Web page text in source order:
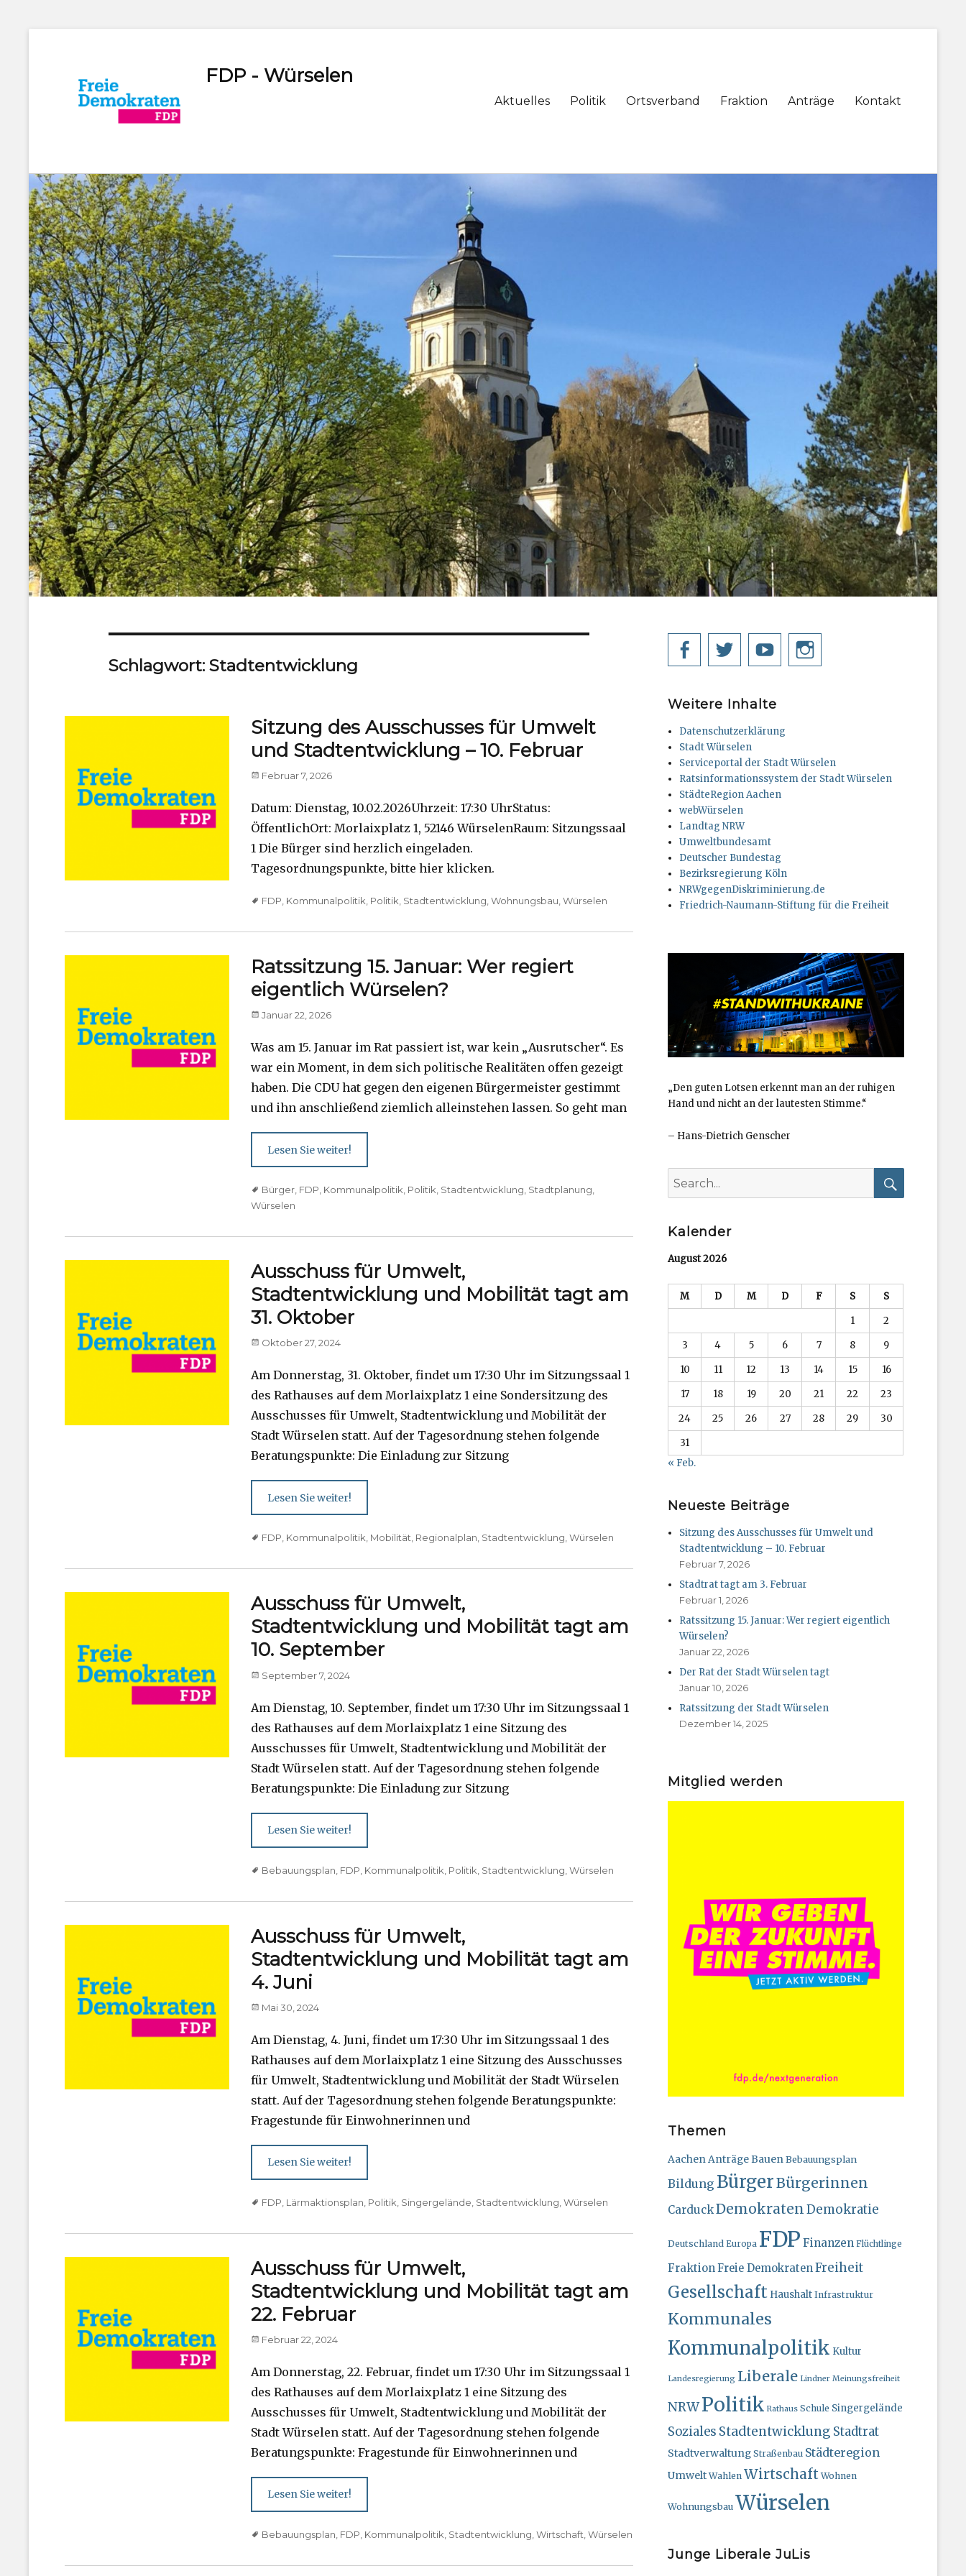
FDP - Würselen
Primary
Aktuelles Politik Ortsverband Fraktion Anträge Kontakt
Schlagwort: Stadtentwicklung
Sitzung des Ausschusses für Umwelt
und Stadtentwicklung – 10. Februar
Posted
Februar 7, 2026
Datum: Dienstag, 10.02.2026Uhrzeit: 17:30 UhrStatus:
ÖffentlichOrt: Morlaixplatz 1, 52146 WürselenRaum: Sitzungssaal
1 Die Bürger sind herzlich eingeladen.
Tagesordnungspunkte, bitte hier klicken.
TagsFDP, Kommunalpolitik, Politik, Stadtentwicklung,Wohnungsbau,Würselen
Ratssitzung 15. Januar: Wer regiert
eigentlich Würselen?
Posted
Januar 22, 2026
Was am 15. Januar im Rat passiert ist, war kein „Ausrutscher“. Es
war ein Moment, in dem sich politische Realitäten offen gezeigt
haben. Die CDU hat gegen den eigenen Bürgermeister gestimmt
und ihn anschließend ziemlich alleinstehen lassen. So geht man
Lesen Sie weiter!
TagsBürger, FDP, Kommunalpolitik, Politik, Stadtentwicklung, Stadtplanung,
Würselen
Ausschuss für Umwelt,
Stadtentwicklung und Mobilität tagt am
31. Oktober
Posted
Oktober 27, 2024
Am Donnerstag, 31. Oktober, findet um 17:30 Uhr im Sitzungssaal 1
des Rathauses auf dem Morlaixplatz 1 eine Sondersitzung des
Ausschusses für Umwelt, Stadtentwicklung und Mobilität der
Stadt Würselen statt. Auf der Tagesordnung stehen folgende
Beratungspunkte: Die Einladung zur Sitzung
Lesen Sie weiter!
TagsFDP, Kommunalpolitik, Mobilität, Regionalplan, Stadtentwicklung,Würselen
Ausschuss für Umwelt,
Stadtentwicklung und Mobilität tagt am
10. September
Posted
September 7, 2024
Am Dienstag, 10. September, findet um 17:30 Uhr im Sitzungssaal 1
des Rathauses auf dem Morlaixplatz 1 eine Sitzung des
Ausschusses für Umwelt, Stadtentwicklung und Mobilität der
Stadt Würselen statt. Auf der Tagesordnung stehen folgende
Beratungspunkte: Die Einladung zur Sitzung
Lesen Sie weiter!
TagsBebauungsplan FDP Kommunalpolitik Politik Stadtentwicklung ,Würselen
Ausschuss für Umwelt,
Stadtentwicklung und Mobilität tagt am
4. Juni
Posted
Mai 30, 2024
Am Dienstag, 4. Juni, findet um 17:30 Uhr im Sitzungssaal 1 des
Rathauses auf dem Morlaixplatz 1 eine Sitzung des Ausschusses
für Umwelt, Stadtentwicklung und Mobilität der Stadt Würselen
statt. Auf der Tagesordnung stehen folgende Beratungspunkte:
Fragestunde für Einwohnerinnen und
Lesen Sie weiter!
TagsFDP Lärmaktionsplan Politik Singergelände Stadtentwicklung ,Würselen
Ausschuss für Umwelt,
Stadtentwicklung und Mobilität tagt am
22. Februar
Posted
Februar 22, 2024
Am Donnerstag, 22. Februar, findet um 17:30 Uhr im Sitzungssaal 1
des Rathauses auf dem Morlaixplatz 1 eine Sitzung des
Ausschusses für Umwelt, Stadtentwicklung und Mobilität der
Stadt Würselen statt. Auf der Tagesordnung stehen folgende
Beratungspunkte: Fragestunde für Einwohnerinnen und
Lesen Sie weiter!
TagsBebauungsplan FDP Kommunalpolitik Stadtentwicklung ,Wirtschaft ,Würselen
Facebook
TwitterYouTube
Weitere Inhalte
Datenschutzerklärung
Stadt Würselen
Serviceportal der Stadt Würselen
Ratsinformationssystem der Stadt Würselen
StädteRegion Aachen
webWürselen
Landtag NRW
Umweltbundesamt
Deutscher Bundestag
Bezirksregierung Köln
NRWgegenDiskriminierung.de
Friedrich-Naumann-Stiftung für die Freiheit
„Den guten Lotsen erkennt man an der ruhigen
Hand und nicht an der lautesten Stimme.“
– Hans-Dietrich Genscher
for:
Kalender
August 2026
M D M D F S
S
1
2
3
4 5 6 7 8
9
10
11 12 13 14 15
16
17
18 19 20 21 22
23
24
25 26 27 28 29
30
31
« Feb.
Neueste Beiträge
Sitzung des Ausschusses für Umwelt und
Stadtentwicklung – 10. Februar
Februar 7, 2026
Stadtrat tagt am 3. Februar
Februar 1, 2026
Ratssitzung 15. Januar: Wer regiert eigentlich
Würselen?
Januar 22, 2026
Der Rat der Stadt Würselen tagt
Januar 10, 2026
Ratssitzung der Stadt Würselen
Dezember 14, 2025
Mitglied werden
Themen
AachenAnträgeBauenBebauungsplan
Bildung BürgerBürgerinnen
CarduckDemokratenDemokratie
Deutschland Europa FDP Finanzen Flüchtlinge
FraktionFreie DemokratenFreiheit
Gesellschaft Haushalt Infrastruktur
Kommunales
Kommunalpolitik Kultur
Landesregierung Liberale Lindner Meinungsfreiheit
NRWPolitik Rathaus Schule Singergelände
Soziales Stadtentwicklung Stadtrat
Stadtverwaltung Straßenbau Städteregion
Umwelt Wahlen Wirtschaft Wohnen
WohnungsbauWürselen
Junge Liberale JuLis